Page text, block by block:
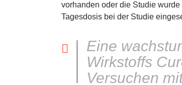
vorhanden oder die Studie
Tagesdosis bei der Studie
Eine
Wirkstoffs
Versuchen